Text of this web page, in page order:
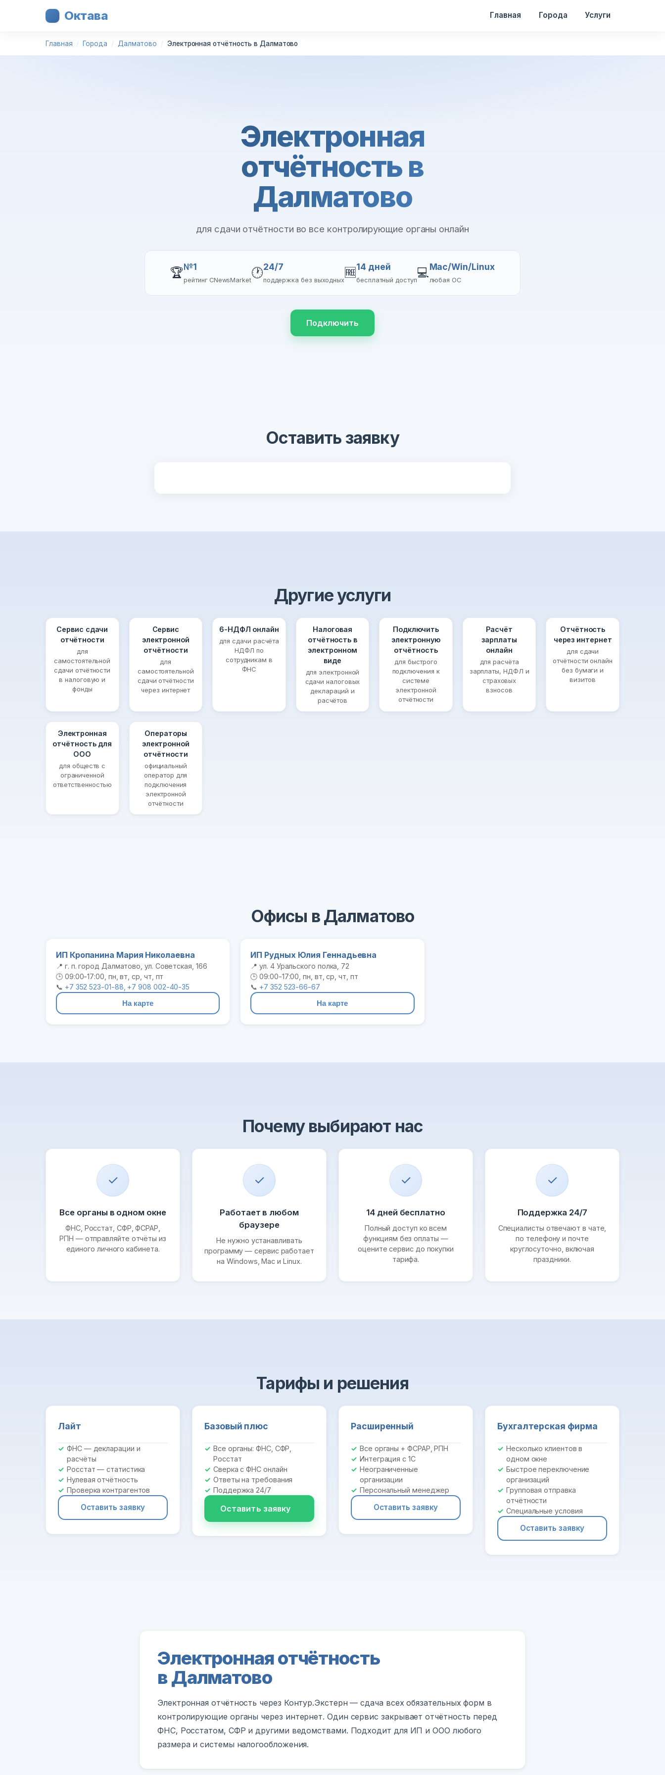
Октава Главная Города Услуги
Главная Города Далматово Электронная отчётность в Далматово
Электронная
отчётность в
Далматово
для сдачи отчётности во все контролирующие органы онлайн
🏆№1
рейтинг CNewsMarket
🕐24/7
поддержка без выходных
🆓14 дней
бесплатный доступ
💻Mac/Win/Linux
любая ОС
Подключить
Оставить заявку
Другие услуги
Сервис сдачи
отчётности
для
самостоятельной
сдачи отчётности
в налоговую и
фонды
Сервис
электронной
отчётности
для
самостоятельной
сдачи отчётности
через интернет
6-НДФЛ онлайн
для сдачи расчёта
НДФЛ по
сотрудникам в
ФНС
Налоговая
отчётность в
электронном
виде
для электронной
сдачи налоговых
деклараций и
расчётов
Подключить
электронную
отчётность
для быстрого
подключения к
системе
электронной
отчётности
Расчёт
зарплаты
онлайн
для расчёта
зарплаты, НДФЛ и
страховых
взносов
Отчётность
через интернет
для сдачи
отчётности онлайн
без бумаги и
визитов
Электронная
отчётность для
ООО
для обществ с
ограниченной
ответственностью
Операторы
электронной
отчётности
официальный
оператор для
подключения
электронной
отчётности
Офисы в Далматово
ИП Кропанина Мария Николаевна
📍 г. п. город Далматово, ул. Советская, 166
🕒 09:00-17:00, пн, вт, ср, чт, пт
📞 +7 352 523-01-88, +7 908 002-40-35
На карте
ИП Рудных Юлия Геннадьевна
📍 ул. 4 Уральского полка, 72
🕒 09:00-17:00, пн, вт, ср, чт, пт
📞 +7 352 523-66-67
На карте
Почему выбирают нас
✓
Все органы в одном окне
ФНС, Росстат, СФР, ФСРАР,
РПН — отправляйте отчёты из
единого личного кабинета.
✓
Работает в любом
браузере
Не нужно устанавливать
программу — сервис работает
на Windows, Mac и Linux.
✓
14 дней бесплатно
Полный доступ ко всем
функциям без оплаты —
оцените сервис до покупки
тарифа.
✓
Поддержка 24/7
Специалисты отвечают в чате,
по телефону и почте
круглосуточно, включая
праздники.
Тарифы и решения
Лайт
ФНС — декларации и
расчёты
Росстат — статистика
Нулевая отчётность
Проверка контрагентов
Оставить заявку
Базовый плюс
Все органы: ФНС, СФР,
Росстат
Сверка с ФНС онлайн
Ответы на требования
Поддержка 24/7
Оставить заявку
Расширенный
Все органы + ФСРАР, РПН
Интеграция с 1С
Неограниченные
организации
Персональный менеджер
Оставить заявку
Бухгалтерская фирма
Несколько клиентов в
одном окне
Быстрое переключение
организаций
Групповая отправка
отчётности
Специальные условия
Оставить заявку
Электронная отчётность
в Далматово
Электронная отчётность через Контур.Экстерн — сдача всех обязательных форм в
контролирующие органы через интернет. Один сервис закрывает отчётность перед
ФНС, Росстатом, СФР и другими ведомствами. Подходит для ИП и ООО любого
размера и системы налогообложения.